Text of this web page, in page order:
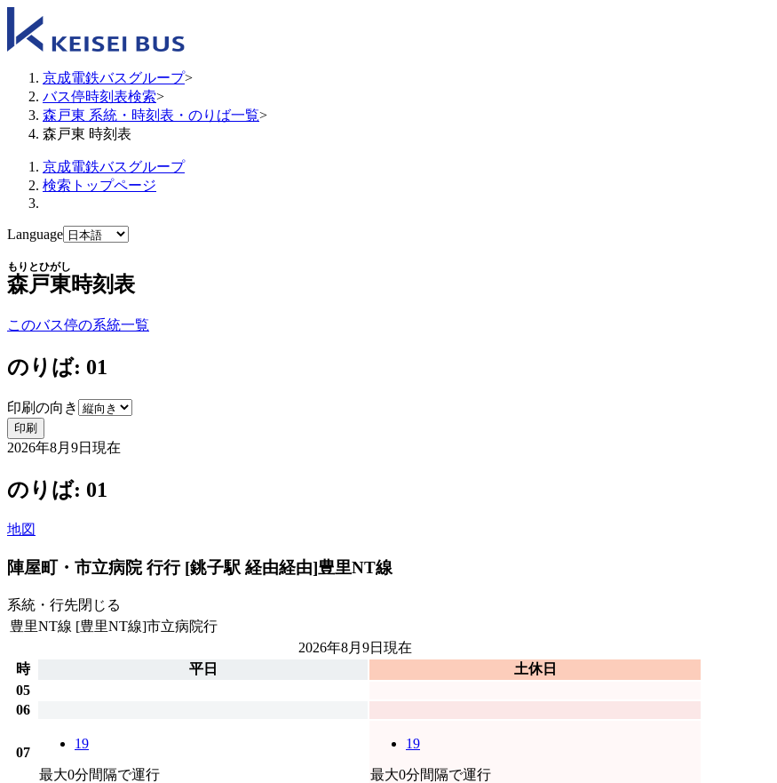
京成電鉄バスグループ>
バス停時刻表検索>
森戸東 系統・時刻表・のりば一覧>
森戸東 時刻表
京成電鉄バスグループ
検索トップページ
Language
森戸東
もりとひがし
時刻表
このバス停の系統一覧
のりば: 01
印刷の向き
印刷
2026年8月9日 現在
のりば: 01
地図
陣屋町・市立病院 行行 [銚子駅 経由経由]豊里NT線
系統・行先閉じる
豊里NT線 [豊里NT線]市立病院行
2026年8月9日 現在
時
平日
土休日
05
06
07
19
最大0分間隔で運行
19
最大0分間隔で運行